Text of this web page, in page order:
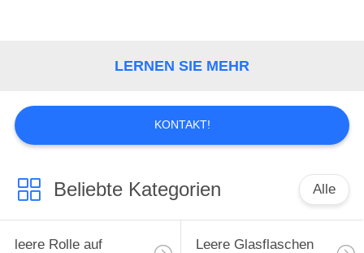
LERNEN SIE MEHR
KONTAKT!
Beliebte Kategorien Alle
leere Rolle auf
Leere Glasflaschen